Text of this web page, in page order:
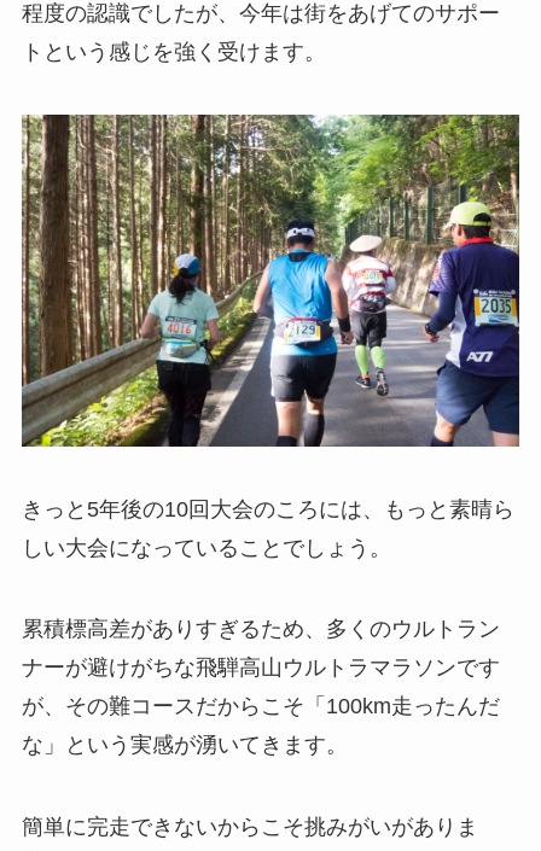
程度の認識でしたが、今年は街をあげてのサポー
トという感じを強く受けます。
きっと5年後の10回大会のころには、もっと素晴ら
しい大会になっていることでしょう。
累積標高差がありすぎるため、多くのウルトラン
ナーが避けがちな飛騨高山ウルトラマラソンです
が、その難コースだからこそ「100km走ったんだ
な」という実感が湧いてきます。
簡単に完走できないからこそ挑みがいがありま